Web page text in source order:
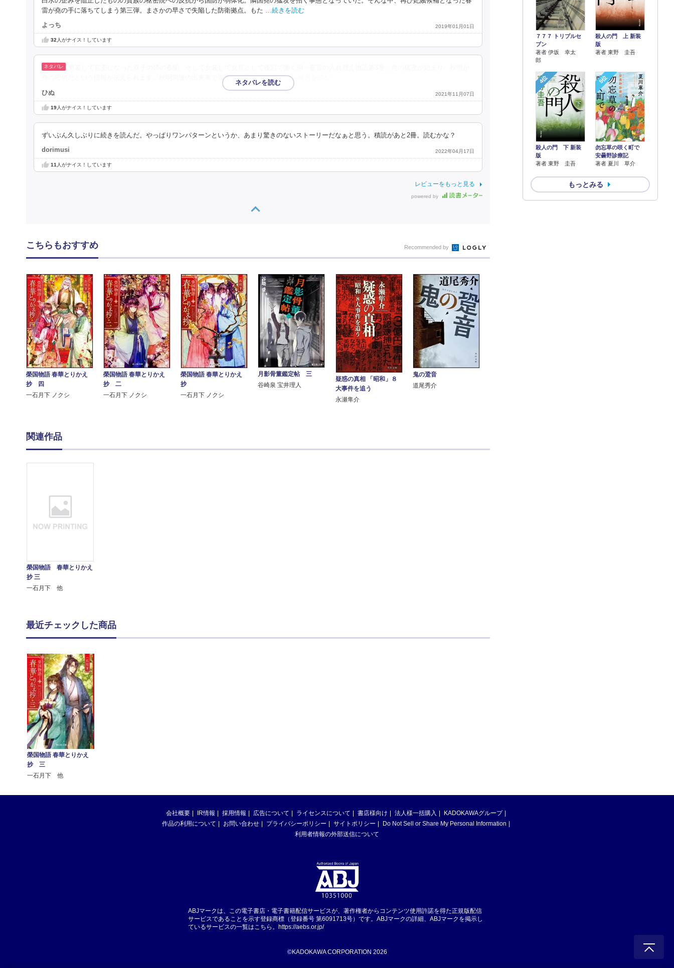
雷が堯の手に落ちてしまう第三弾。まさかの早さで失陥した防衛拠点。もた
…続きを読む
よっち 2019年01月01日
32人がナイス！しています
堯の密偵だという情報が伝えられます。秋明関連の出来事で海宝と春蘭のすれ違いが …続きを読む
ひぬ 2021年11月07日
19人がナイス！しています
ずいぶん久しぶりに続きを読んだ。やっぱりワンパターンというか、あまり驚きのないストーリーだなぁと思う。積読があと2冊。読むかな？
dorimusi 2022年04月17日
11人がナイス！しています
レビューをもっと見る
powered by
７７７ トリプルセ
ブン
著者 伊坂 幸太
郎
殺人の門 上 新装
版
著者 東野 圭吾
4位
殺人の門 下 新装
版
著者 東野 圭吾
5位
勿忘草の咲く町で
安曇野診療記
著者 夏川 草介
もっとみる
こちらもおすすめ Recommended by
榮国物語 春華とりかえ
抄 四
一石月下 ノクシ
榮国物語 春華とりかえ
抄 二
一石月下 ノクシ
榮国物語 春華とりかえ
抄
一石月下 ノクシ
月影骨董鑑定帖 三
谷崎泉 宝井理人
疑惑の真相 「昭和」８
大事件を追う
永瀬隼介
鬼の跫音
道尾秀介
関連作品
榮国物語 春華とりかえ
抄 三
一石月下 他
最近チェックした商品
榮国物語 春華とりかえ
抄 三
一石月下 他
会社概要 IR情報 採用情報 広告について ライセンスについて 書店様向け 法人様一括購入
KADOKAWAグループ
作品の利用について
お問い合わせ プライバシーポリシー サイトポリシー
Do Not Sell or Share My Personal Information
利用者情報の外部送信について
ABJマークは、この電子書店・電子書籍配信サービスが、著作権者からコンテンツ使用許諾を得た正規版配信
サービスであることを示す登録商標（登録番号 第6091713号）です。ABJマークの詳細、ABJマークを掲示し
ているサービスの一覧はこちら。 https://aebs.or.jp/
©KADOKAWA CORPORATION 2026